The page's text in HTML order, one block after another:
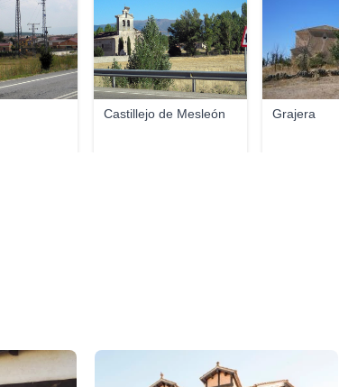
Castillejo de Mesleón Grajera